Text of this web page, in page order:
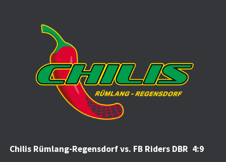
Chilis Rümlang-Regensdorf vs. FB Riders DBR 4:9